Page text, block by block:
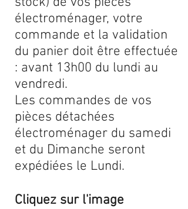
électroménager, votre
commande et la validation
du panier doit être effectuée
: avant 13h00 du lundi au
vendredi.
Les commandes de vos
pièces détachées
électroménager du samedi
et du Dimanche seront
expédiées le Lundi.
Cliquez sur l'image